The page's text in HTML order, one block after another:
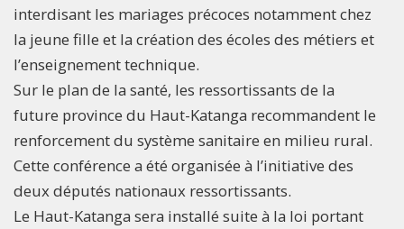
interdisant les mariages précoces notamment chez
la jeune fille et la création des écoles des métiers et
l’enseignement technique.
Sur le plan de la santé, les ressortissants de la
future province du Haut-Katanga recommandent le
renforcement du système sanitaire en milieu rural.
Cette conférence a été organisée à l’initiative des
deux députés nationaux ressortissants.
Le Haut-Katanga sera installé suite à la loi portant